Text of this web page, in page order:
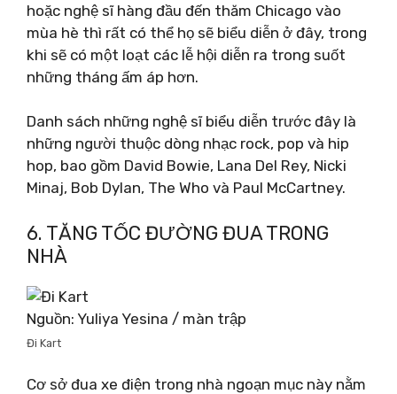
hoặc nghệ sĩ hàng đầu đến thăm Chicago vào
mùa hè thì rất có thể họ sẽ biểu diễn ở đây, trong
khi sẽ có một loạt các lễ hội diễn ra trong suốt
những tháng ấm áp hơn.
Danh sách những nghệ sĩ biểu diễn trước đây là
những người thuộc dòng nhạc rock, pop và hip
hop, bao gồm David Bowie, Lana Del Rey, Nicki
Minaj, Bob Dylan, The Who và Paul McCartney.
6. TĂNG TỐC ĐƯỜNG ĐUA TRONG
NHÀ
Nguồn: Yuliya Yesina / màn trập
Đi Kart
Cơ sở đua xe điện trong nhà ngoạn mục này nằm